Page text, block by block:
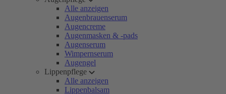
Alle anzeigen
Augenbrauenserum
Augencreme
Augenmasken & -pads
Augenserum
Wimpernserum
Augengel
Lippenpflege
Alle anzeigen
Lippenbalsam